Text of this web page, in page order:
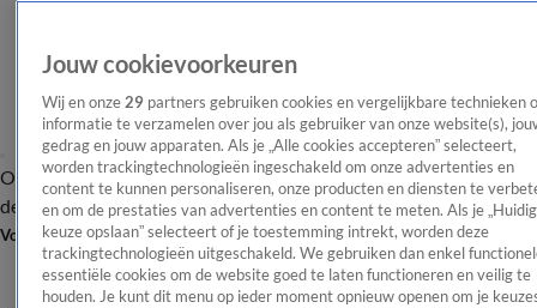
OverzichtAfleveringen Entertainment TV Algemeen
Tip
de redactieNieuwsbrief
Volg Shownieuws
Jouw cookievoorkeuren
Wij en onze 29 partners gebruiken cookies en vergelijkbare technieken
informatie te verzamelen over jou als gebruiker van onze website(s),
gedrag en jouw apparaten. Als je „Alle cookies accepteren” selecteert,
worden trackingtechnologieën ingeschakeld om onze advertenties en
content te kunnen personaliseren, onze producten en diensten te
en om de prestaties van advertenties en content te meten. Als je
keuze opslaan” selecteert of je toestemming intrekt, worden deze
trackingtechnologieën uitgeschakeld. We gebruiken dan enkel
essentiële cookies om de website goed te laten functioneren en veilig te
houden. Je kunt dit menu op ieder moment opnieuw openen om je